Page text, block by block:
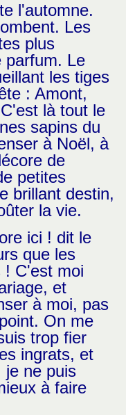
l'automne.
Les
plus
parfum. Le
les tiges
: Amont,
là tout le
sapins du
à Noël, à
de
petites
brillant destin,
la vie.
ici ! dit le
que les
! C'est moi
et
à moi, pas
On me
trop fier
ingrats, et
je ne puis
à faire